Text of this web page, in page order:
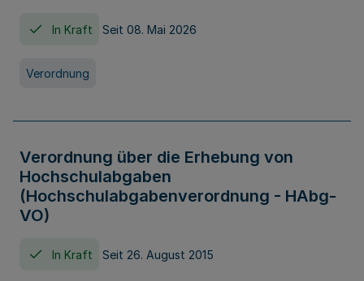
In Kraft Seit 08. Mai 2026
Verordnung
Verordnung über die Erhebung von
Hochschulabgaben
(Hochschulabgabenverordnung - HAbg-
VO)
In Kraft Seit 26. August 2015